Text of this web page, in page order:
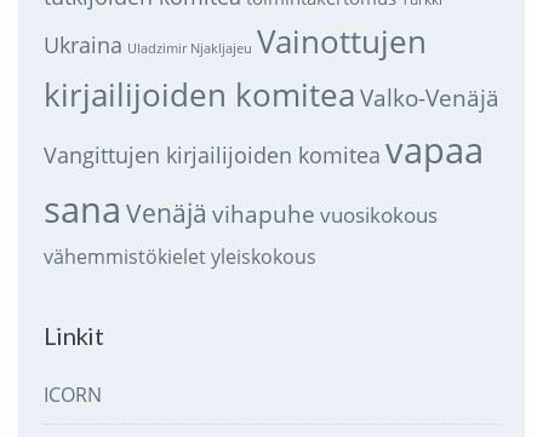
Ukraina Uladzimir Njakljajeu Vainottujen
kirjailijoiden komitea Valko-Venäjä
Vangittujen kirjailijoiden komitea vapaa
sana Venäjä vihapuhe vuosikokous
vähemmistökieletyleiskokous
Linkit
ICORN